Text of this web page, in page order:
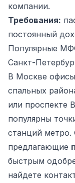
компании.
Требования:
постоянный
Популярные
Санкт-
В Москве
спальных
или проспекте
популярны
станций
предлагающие
быстрым
найдете